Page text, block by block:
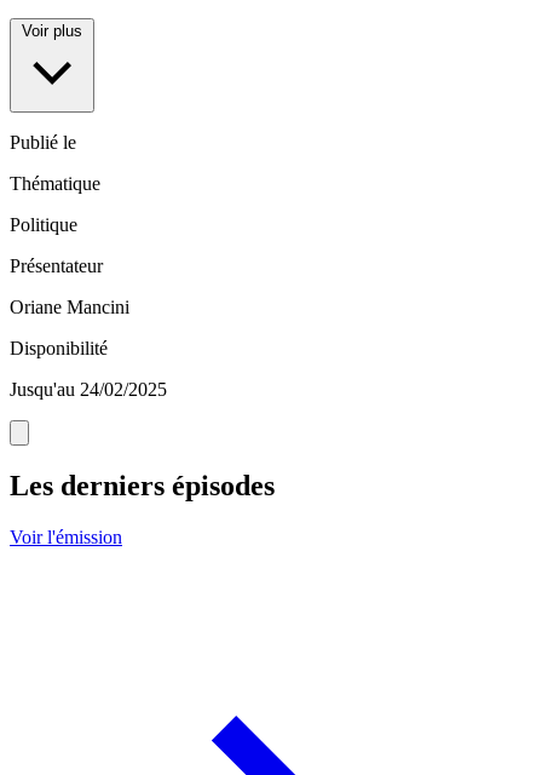
Voir plus
Publié le
Thématique
Politique
Présentateur
Oriane Mancini
Disponibilité
Jusqu'au 24/02/2025
Les derniers épisodes
Voir l'émission